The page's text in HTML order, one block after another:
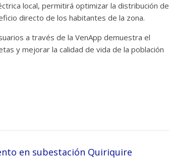
local, permitirá optimizar la distribución de
directo de los habitantes de la zona.
a través de la VenApp demuestra el
y mejorar la calidad de vida de la población
en subestación Quiriquire